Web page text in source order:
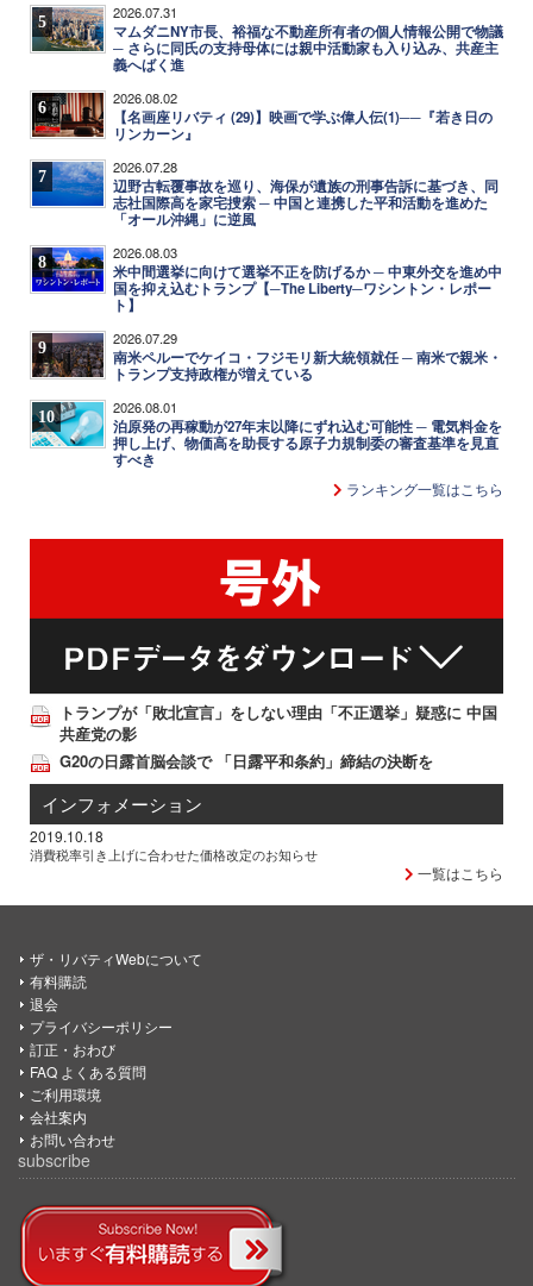
5 2026.07.31
マムダニNY市長、裕福な不動産所有者の個人情報公開で物議
─ さらに同氏の支持母体には親中活動家も入り込み、共産主
義へばく進
6 2026.08.02
【名画座リバティ (29)】映画で学ぶ偉人伝(1)──『若き日の
リンカーン』
7 2026.07.28
辺野古転覆事故を巡り、海保が遺族の刑事告訴に基づき、同
志社国際高を家宅捜索 ─ 中国と連携した平和活動を進めた
「オール沖縄」に逆風
8 2026.08.03
米中間選挙に向けて選挙不正を防げるか ─ 中東外交を進め中
国を抑え込むトランプ【─The Liberty─ワシントン・レポー
ト】
9 2026.07.29
南米ペルーでケイコ・フジモリ新大統領就任 ─ 南米で親米・
トランプ支持政権が増えている
10 2026.08.01
泊原発の再稼動が27年末以降にずれ込む可能性 ─ 電気料金を
押し上げ、物価高を助長する原子力規制委の審査基準を見直
すべき
ランキング一覧はこちら
トランプが「敗北宣言」をしない理由「不正選挙」疑惑に 中国
共産党の影
G20の日露首脳会談で 「日露平和条約」締結の決断を
インフォメーション
2019.10.18
消費税率引き上げに合わせた価格改定のお知らせ
一覧はこちら
ザ・リバティWebについて
有料購読
退会
プライバシーポリシー
訂正・おわび
FAQ よくある質問
ご利用環境
会社案内
お問い合わせ
subscribe